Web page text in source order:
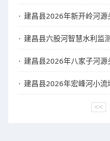
建昌县2026年新开岭河
建昌县六股河智慧水利监
建昌县2026年八家子河
建昌县2026年宏峰河小
<<